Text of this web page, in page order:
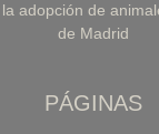
adopción de
de Madrid
PÁGINAS